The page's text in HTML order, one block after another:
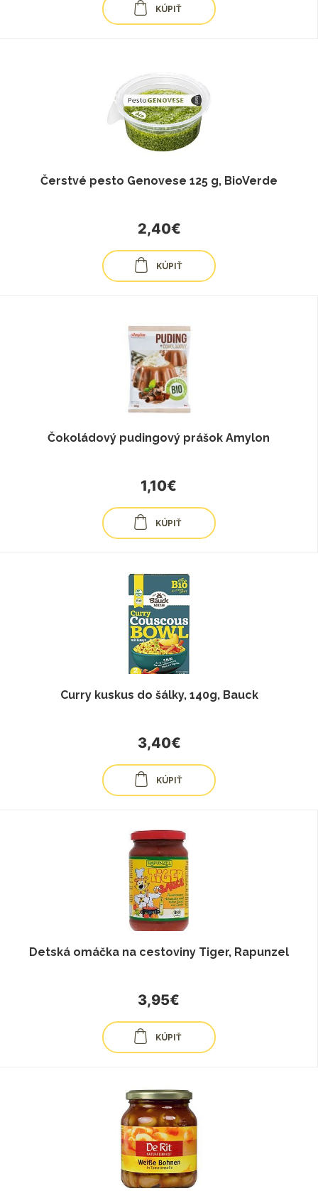
KÚPIŤ
Čerstvé pesto Genovese 125 g, BioVerde
2,40€
KÚPIŤ
Čokoládový pudingový prášok Amylon
1,10€
KÚPIŤ
Curry kuskus do šálky, 140g, Bauck
3,40€
KÚPIŤ
Detská omáčka na cestoviny Tiger, Rapunzel
3,95€
KÚPIŤ